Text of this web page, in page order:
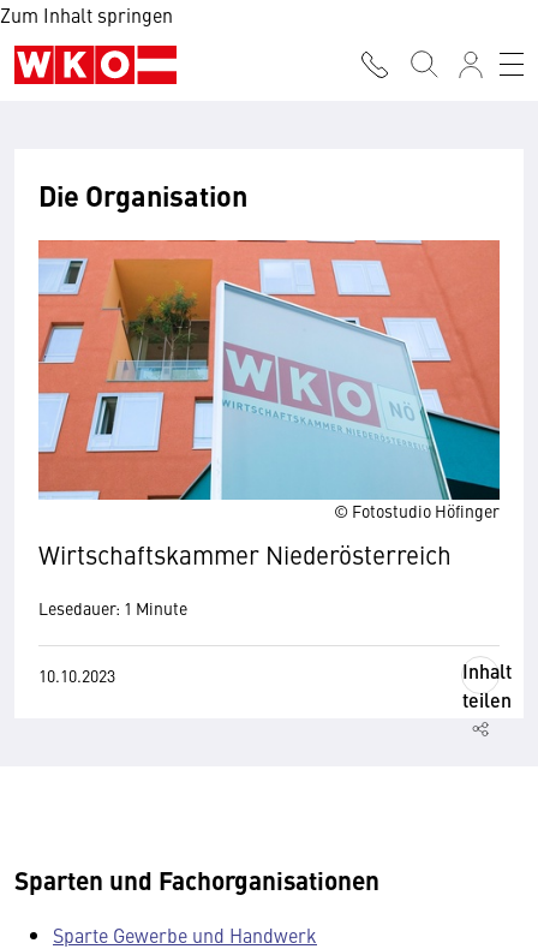
Zum Inhalt springen
© Fotostudio Höfinger
Die Organisation
Wirtschaftskammer Niederösterreich
Lesedauer: 1 Minute
10.10.2023
Inhalt
teilen
Sparten und Fachorganisationen
Sparte Gewerbe und Handwerk